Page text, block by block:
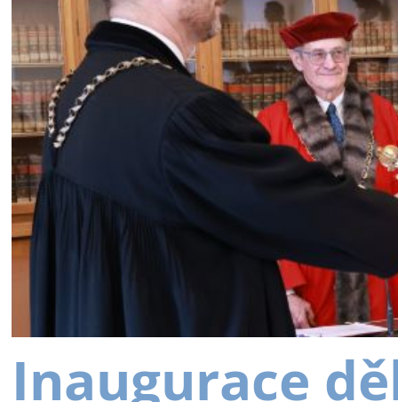
Inaugurace